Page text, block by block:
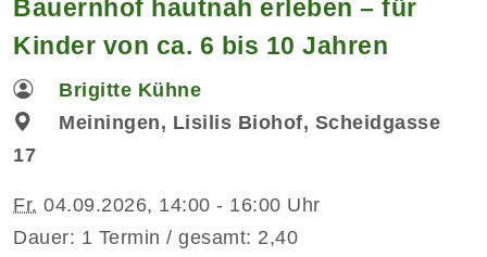
Bauernhof hautnah erleben – für
Kinder von ca. 6 bis 10 Jahren
Brigitte Kühne
Meiningen, Lisilis Biohof, Scheidgasse
17
Fr. 04.09.2026, 14:00 - 16:00 Uhr
Dauer: 1 Termin / gesamt: 2,40